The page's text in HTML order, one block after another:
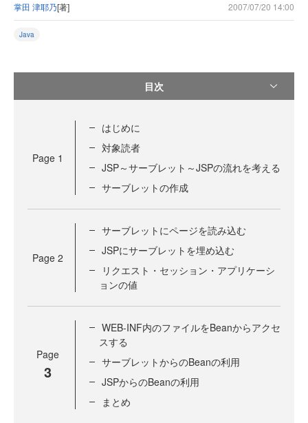
掌田 津耶乃[著] 2007/07/20 14:00
Java
目次
Page 1
はじめに
対象読者
JSP～サーブレット～JSPの流れを考える
サーブレットの作成
Page 2
サーブレットにページを読み込む
JSPにサーブレットを埋め込む
リクエスト・セッション・アプリケーシ
ョンの値
Page
3
WEB-INF内のファイルをBeanからアクセ
スする
サーブレットからのBeanの利用
JSPからのBeanの利用
まとめ